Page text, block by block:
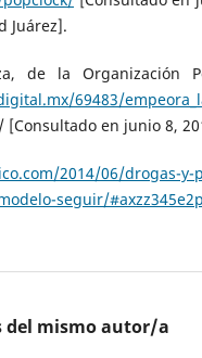
Juárez].
de la Organización
69483/
[Consultado en junio 8,
2014/06/drogas-y-
seguir/
del mismo autor/a